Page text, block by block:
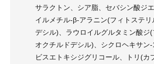
サラクトン、シア脂、セバシン酸ジ
イルメチル-β-アラニン(フィトステリ
デシル)、ラウロイルグルタミン酸ジ
オクチルドデシル)、シクロヘキサン
ビスエトキシジグリコール、トリ(カ